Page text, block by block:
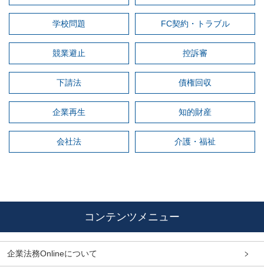
学校問題 FC契約・トラブル
競業避止 控訴審
下請法 債権回収
企業再生 知的財産
会社法 介護・福祉
コンテンツメニュー
企業法務Onlineについて